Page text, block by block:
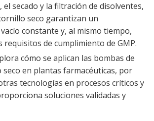
el secado y la filtración de disolventes,
seco garantizan un
constante y, al mismo tiempo,
requisitos de cumplimiento de GMP.
cómo se aplican las bombas de
en plantas farmacéuticas, por
tecnologías en procesos críticos y
soluciones validadas y